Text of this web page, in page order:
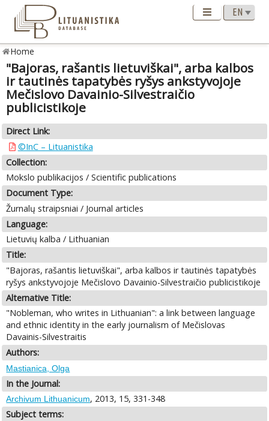
Home
"Bajoras, rašantis lietuviškai", arba kalbos
ir tautinės tapatybės ryšys ankstyvojoje
Mečislovo Davainio-Silvestraičio
publicistikoje
Direct Link:
©InC – Lituanistika
Collection:
Mokslo publikacijos / Scientific publications
Document Type:
Žurnalų straipsniai / Journal articles
Language:
Lietuvių kalba / Lithuanian
Title:
"Bajoras, rašantis lietuviškai", arba kalbos ir tautinės tapatybės
ryšys ankstyvojoje Mečislovo Davainio-Silvestraičio publicistikoje
Alternative Title:
"Nobleman, who writes in Lithuanian": a link between language
and ethnic identity in the early journalism of Mečislovas
Davainis-Silvestraitis
Authors:
Mastianica, Olga
In the Journal:
Archivum Lithuanicum, 2013, 15, 331-348
Subject terms: